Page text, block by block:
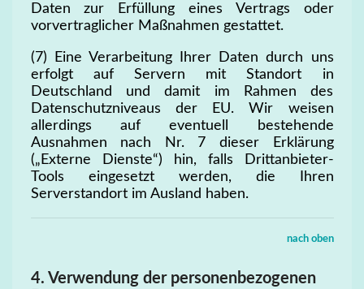
Daten zur Erfüllung eines Vertrags oder
vorvertraglicher Maßnahmen gestattet.
(7) Eine Verarbeitung Ihrer Daten durch uns
erfolgt auf Servern mit Standort in
Deutschland und damit im Rahmen des
Datenschutzniveaus der EU. Wir weisen
allerdings auf eventuell bestehende
Ausnahmen nach Nr. 7 dieser Erklärung
(„Externe Dienste“) hin, falls Drittanbieter-
Tools eingesetzt werden, die Ihren
Serverstandort im Ausland haben.
nach oben
4. Verwendung der personenbezogenen